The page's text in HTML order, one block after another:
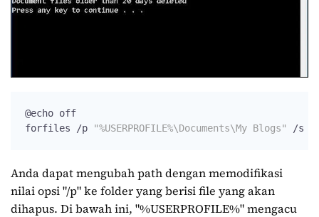
@echo off
forfiles /p
"%USERPROFILE%\Documents\My Blogs" /s /
Anda dapat mengubah path dengan memodifikasi
nilai opsi "/p" ke folder yang berisi file yang akan
dihapus. Di bawah ini, "%USERPROFILE%" mengacu